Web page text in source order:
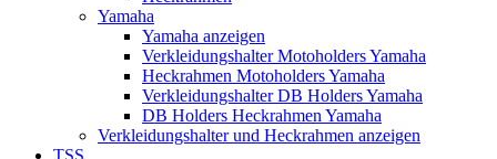
Yamaha
Yamaha anzeigen
Verkleidungshalter Motoholders Yamaha
Heckrahmen Motoholders Yamaha
Verkleidungshalter DB Holders Yamaha
DB Holders Heckrahmen Yamaha
Verkleidungshalter und Heckrahmen anzeigen
TSS